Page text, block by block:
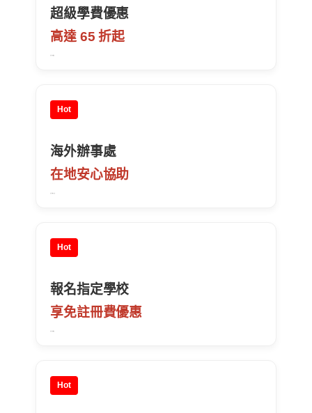
超級學費優惠
高達 65 折起
Hot
海外辦事處
在地安心協助
Hot
報名指定學校
享免註冊費優惠
Hot